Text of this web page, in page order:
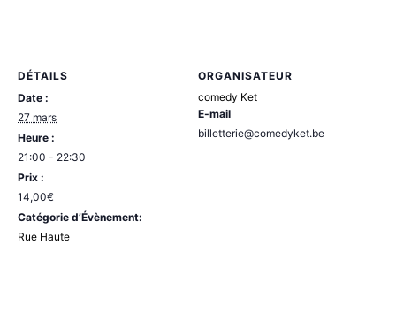
DÉTAILS
Date :
27 mars
Heure :
21:00 - 22:30
Prix :
14,00€
Catégorie d’Évènement:
Rue Haute
ORGANISATEUR
comedy Ket
E-mail
billetterie@comedyket.be